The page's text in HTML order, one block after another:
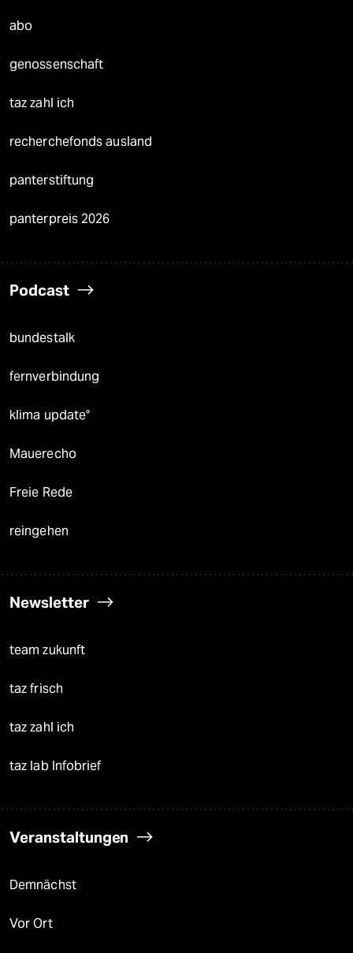
abo
genossenschaft
taz zahl ich
recherchefonds ausland
panterstiftung
panterpreis 2026
Podcast
bundestalk
fernverbindung
klima update°
Mauerecho
Freie Rede
reingehen
Newsletter
team zukunft
taz frisch
taz zahl ich
taz lab Infobrief
Veranstaltungen
Demnächst
Vor Ort